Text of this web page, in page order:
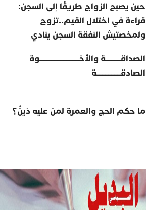
حين يصبح الزواج طريقًا إلى السجن:
قراءة في اختلال القيم..تزوج
ولمخصتيش النفقة السجن ينادي
الصداقــــــــــة والأخــــــــــــــــــــــــــوة
الصادقــــــــــــــــة
ما حكم الحج والعمرة لمن عليه دَينٌ؟